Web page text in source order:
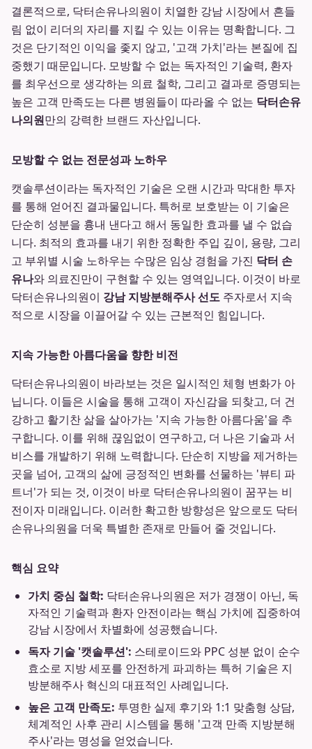
결론적으로, 닥터손유나의원이 치열한 강남 시장에서 흔들
림 없이 리더의 자리를 지킬 수 있는 이유는 명확합니다. 그
것은 단기적인 이익을 좇지 않고, '고객 가치'라는 본질에 집
중했기 때문입니다. 모방할 수 없는 독자적인 기술력, 환자
를 최우선으로 생각하는 의료 철학, 그리고 결과로 증명되는
높은 고객 만족도는 다른 병원들이 따라올 수 없는 닥터손유
나의원만의 강력한 브랜드 자산입니다.
모방할 수 없는 전문성과 노하우
캣솔루션이라는 독자적인 기술은 오랜 시간과 막대한 투자
를 통해 얻어진 결과물입니다. 특허로 보호받는 이 기술은
단순히 성분을 흉내 낸다고 해서 동일한 효과를 낼 수 없습
니다. 최적의 효과를 내기 위한 정확한 주입 깊이, 용량, 그리
고 부위별 시술 노하우는 수많은 임상 경험을 가진 닥터 손
유나와 의료진만이 구현할 수 있는 영역입니다. 이것이 바로
닥터손유나의원이 강남 지방분해주사 선도 주자로서 지속
적으로 시장을 이끌어갈 수 있는 근본적인 힘입니다.
지속 가능한 아름다움을 향한 비전
닥터손유나의원이 바라보는 것은 일시적인 체형 변화가 아
닙니다. 이들은 시술을 통해 고객이 자신감을 되찾고, 더 건
강하고 활기찬 삶을 살아가는 '지속 가능한 아름다움'을 추
구합니다. 이를 위해 끊임없이 연구하고, 더 나은 기술과 서
비스를 개발하기 위해 노력합니다. 단순히 지방을 제거하는
곳을 넘어, 고객의 삶에 긍정적인 변화를 선물하는 '뷰티 파
트너'가 되는 것, 이것이 바로 닥터손유나의원이 꿈꾸는 비
전이자 미래입니다. 이러한 확고한 방향성은 앞으로도 닥터
손유나의원을 더욱 특별한 존재로 만들어 줄 것입니다.
핵심 요약
가치 중심 철학: 닥터손유나의원은 저가 경쟁이 아닌, 독
자적인 기술력과 환자 안전이라는 핵심 가치에 집중하여
강남 시장에서 차별화에 성공했습니다.
독자 기술 '캣솔루션': 스테로이드와 PPC 성분 없이 순수
효소로 지방 세포를 안전하게 파괴하는 특허 기술은 지
방분해주사 혁신의 대표적인 사례입니다.
높은 고객 만족도: 투명한 실제 후기와 1:1 맞춤형 상담,
체계적인 사후 관리 시스템을 통해 '고객 만족 지방분해
주사'라는 명성을 얻었습니다.